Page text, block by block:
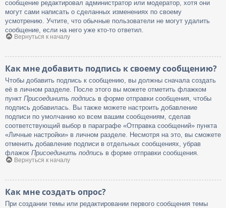
сообщение редактировал администратор или модератор, хотя они
могут сами написать о сделанных изменениях по своему
усмотрению. Учтите, что обычные пользователи не могут удалить
сообщение, если на него уже кто-то ответил.
Вернуться к началу
Как мне добавить подпись к своему сообщению?
Чтобы добавить подпись к сообщению, вы должны сначала создать
её в личном разделе. После этого вы можете отметить флажком
пункт Присоединить подпись в форме отправки сообщения, чтобы
подпись добавилась. Вы также можете настроить добавление
подписи по умолчанию ко всем вашим сообщениям, сделав
соответствующий выбор в параграфе «Отправка сообщений» пункта
«Личные настройки» в личном разделе. Несмотря на это, вы сможете
отменить добавление подписи в отдельных сообщениях, убрав
флажок Присоединить подпись в форме отправки сообщения.
Вернуться к началу
Как мне создать опрос?
При создании темы или редактировании первого сообщения темы